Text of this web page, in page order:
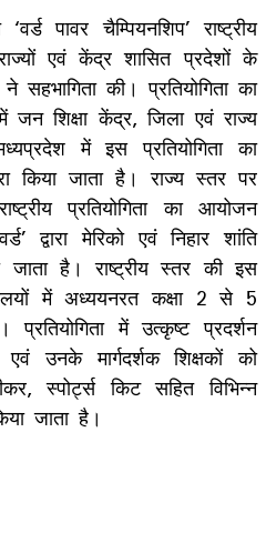
पावर चैम्पियनशिप’ राष्ट्रीय
एवं केंद्र शासित प्रदेशों के
ने सहभागिता की। प्रतियोगिता का
जन शिक्षा केंद्र, जिला एवं राज्य
में इस प्रतियोगिता का
किया जाता है। राज्य स्तर पर
प्रतियोगिता का आयोजन
द्वारा मेरिको एवं निहार शांति
है। राष्ट्रीय स्तर की इस
में अध्ययनरत कक्षा 2 से 5
में उत्कृष्ट प्रदर्शन
एवं उनके मार्गदर्शक शिक्षकों को
स्पोर्ट्स किट सहित विभिन्न
जाता है।